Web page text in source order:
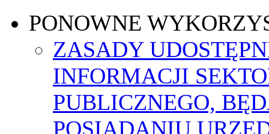
PONOWNE
ZASADY
INFORMACJI
PUBLICZNEGO,
POSIADANIU